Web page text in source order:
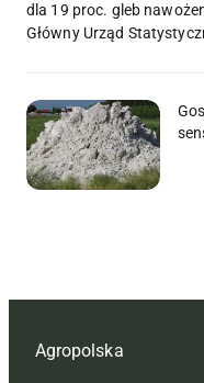
dla 19 proc. gleb
Główny Urząd
Agropolska